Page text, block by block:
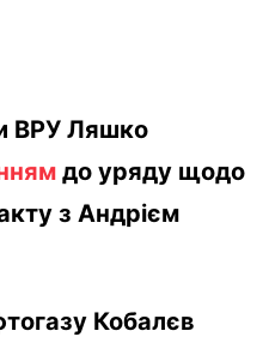
ВРУ Ляшко
до уряду щодо
з Андрієм
Кобалєв